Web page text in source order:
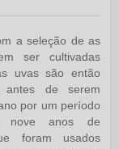
a seleção de as
ser cultivadas
uvas são então
antes de serem
por um período
nove anos de
foram usados